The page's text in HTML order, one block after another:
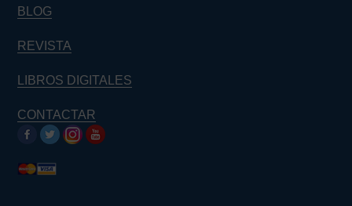
BLOG
REVISTA
LIBROS DIGITALES
CONTACTAR